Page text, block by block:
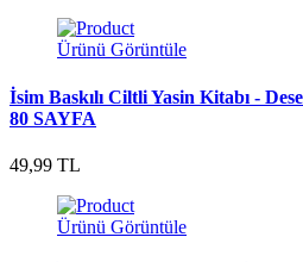
Ürünü Görüntüle
İsim Baskılı Ciltli Yasin Kitabı -
80 SAYFA
49,99 TL
Ürünü Görüntüle